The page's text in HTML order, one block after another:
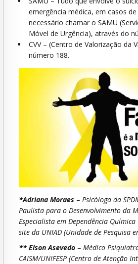
emergência médica, em casos de
necessário chamar o SAMU
Móvel de Urgência), através do
CVV – (Centro de Valorização da
número 188.
*Adriana Moraes – Psicóloga da
Paulista para o Desenvolvimento da
Especialista em Dependência
site da UNIAD (Unidade de Pesquisa
** Elson Asevedo – Médico
CAISM/UNIFESP (Centro de Atenção